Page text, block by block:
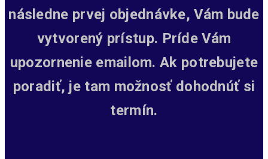
následne prvej objednávke, Vám bude
vytvorený prístup. Príde Vám
upozornenie emailom. Ak potrebujete
poradiť, je tam možnosť dohodnúť si
termín.